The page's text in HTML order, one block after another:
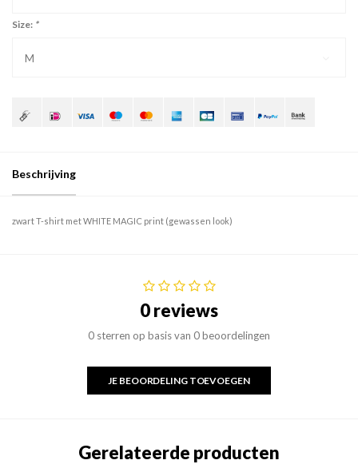
Size: *
M
Beschrijving
zwart T-shirt met WHITE MAGIC print (gewassen look)
0 reviews
0 sterren op basis van 0 beoordelingen
JE BEOORDELING TOEVOEGEN
Gerelateerde producten